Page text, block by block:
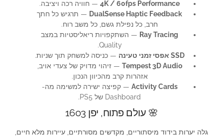
4K / 60fps Performance — חוויה רכה ויציבה.
DualSense Haptic Feedback — תרגיש כל חתך
חרב, כל נפילת גשם, כל משב רוח.
Ray Tracing — השתקפויות ריאליסטיות במצב
Quality.
SSD אפסי זמני טעינה
— כניסה למשחק תוך שניות.
Tempest 3D Audio — זיהוי מדויק של צעדי אויב,
אזהרות קרב מהכיוון הנכון.
Activity Cards — קפיצה ישירה למשימה מה-
Dashboard של PS5.
🌸 עולם פתוח, יפן 1603
גלה יערות בידוד מיסתוריים, מקדשים מסורתיים, עיירות מלא חיים,